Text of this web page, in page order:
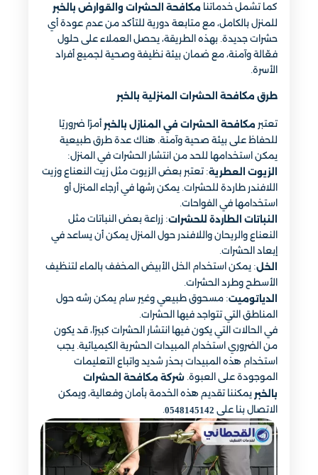
كما تشمل خدماتنا مكافحة الحشرات والقوارض بالخبر
للمنزل بالكامل، مع متابعة دورية للتأكد من عدم عودة أي
حشرات جديدة. بهذه الطريقة، يحصل العملاء على حلول
فعّالة وآمنة، مع ضمان بيئة نظيفة وصحية لجميع أفراد
الأسرة.
طرق مكافحة الحشرات المنزلية​ بالخبر
تعتبر مكافحة الحشرات في المنازل بالخبر أمرًا ضروريًا
للحفاظ على بيئة صحية وآمنة. هناك عدة طرق طبيعية
يمكن استخدامها للحد من انتشار الحشرات في المنزل:
الزيوت العطرية: تعتبر بعض الزيوت مثل زيت النعناع وزيت
اللافندر طاردة للحشرات. يمكن رشها في أرجاء المنزل أو
استخدامها في الفواحات.
النباتات الطاردة للحشرات: زراعة بعض النباتات مثل
النعناع والريحان واللافندر حول المنزل يمكن أن يساعد في
إبعاد الحشرات.
الخل: يمكن استخدام الخل الأبيض المخفف بالماء لتنظيف
الأسطح وطرد الحشرات.
الدياتوميت: مسحوق طبيعي وغير سام يمكن رشه حول
المناطق التي تتواجد فيها الحشرات.
في الحالات التي يكون فيها انتشار الحشرات كبيرًا، قد يكون
من الضروري استخدام المبيدات الحشرية الكيميائية. يجب
استخدام هذه المبيدات بحذر شديد واتباع التعليمات
الموجودة على العبوة. شركة مكافحة الحشرات
بالخبر يمكننا تقديم هذه الخدمة بأمان وفعالية، ويمكن
الاتصال بنا على 0548145142